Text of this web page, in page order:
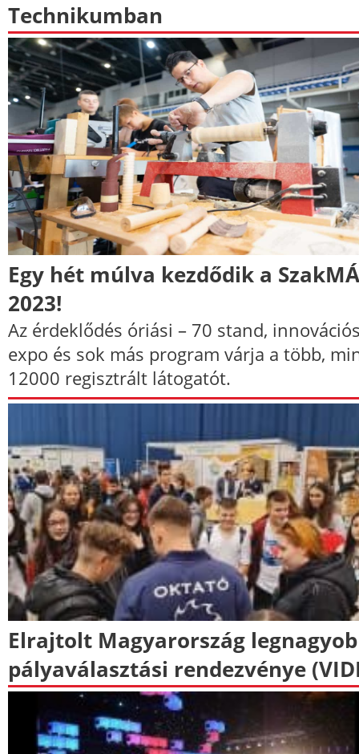
Technikumban
Egy hét múlva kezdődik a
2023!
Az érdeklődés óriási – 70 stand,
expo és sok más program várja a több,
12000 regisztrált látogatót.
Elrajtolt Magyarország
pályaválasztási rendezvénye